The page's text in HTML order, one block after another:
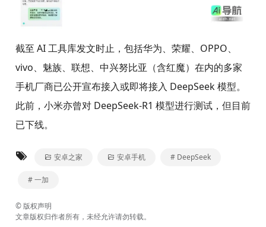
截至 AI 工具库发文时止，包括华为、荣耀、OPPO、
vivo、魅族、联想、中兴努比亚（含红魔）在内的多家
手机厂商已公开宣布接入或即将接入 DeepSeek 模型。
此前，小米亦曾对 DeepSeek-R1 模型进行测试，但目前
已下线。
安卓之家 安卓手机 # DeepSeek
# 一加
© 版权声明
文章版权归作者所有，未经允许请勿转载。